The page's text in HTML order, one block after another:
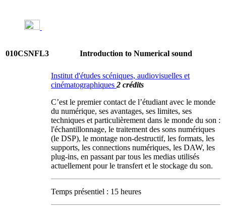
010CSNFL3 Introduction to Numerical sound
Institut d'études scéniques, audiovisuelles et
cinématographiques 2 crédits
C’est le premier contact de l’étudiant avec le monde
du numérique, ses avantages, ses limites, ses
techniques et particulièrement dans le monde du son :
l'échantillonnage, le traitement des sons numériques
(le DSP), le montage non-destructif, les formats, les
supports, les connections numériques, les DAW, les
plug-ins, en passant par tous les medias utilisés
actuellement pour le transfert et le stockage du son.
Temps présentiel : 15 heures